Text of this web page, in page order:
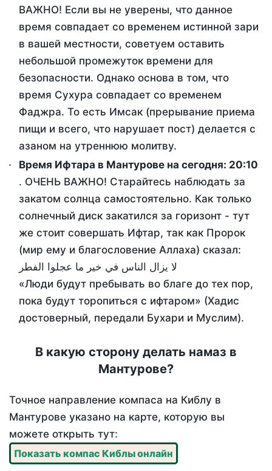
ВАЖНО! Если вы не уверены, что данное
время совпадает со временем истинной зари
в вашей местности, советуем оставить
небольшой промежуток времени для
безопасности. Однако основа в том, что
время Сухура совпадает со временем
Фаджра. То есть Имсак (прерывание приема
пищи и всего, что нарушает пост) делается с
азаном на утреннюю молитву.
Время Ифтара в Мантурове на сегодня: 20:10
. ОЧЕНЬ ВАЖНО! Старайтесь наблюдать за
закатом солнца самостоятельно. Как только
солнечный диск закатился за горизонт - тут
же стоит совершать Ифтар, так как Пророк
(мир ему и благословение Аллаха) сказал:
لا يزال الناس في خير ما عجلوا الفطر
«Люди будут пребывать во благе до тех пор,
пока будут торопиться с ифтаром» (Хадис
достоверный, передали Бухари и Муслим).
В какую сторону делать намаз в
Мантурове?
Точное направление компаса на Киблу в
Мантурове указано на карте, которую вы
можете открыть тут:
Показать компас Киблы онлайн